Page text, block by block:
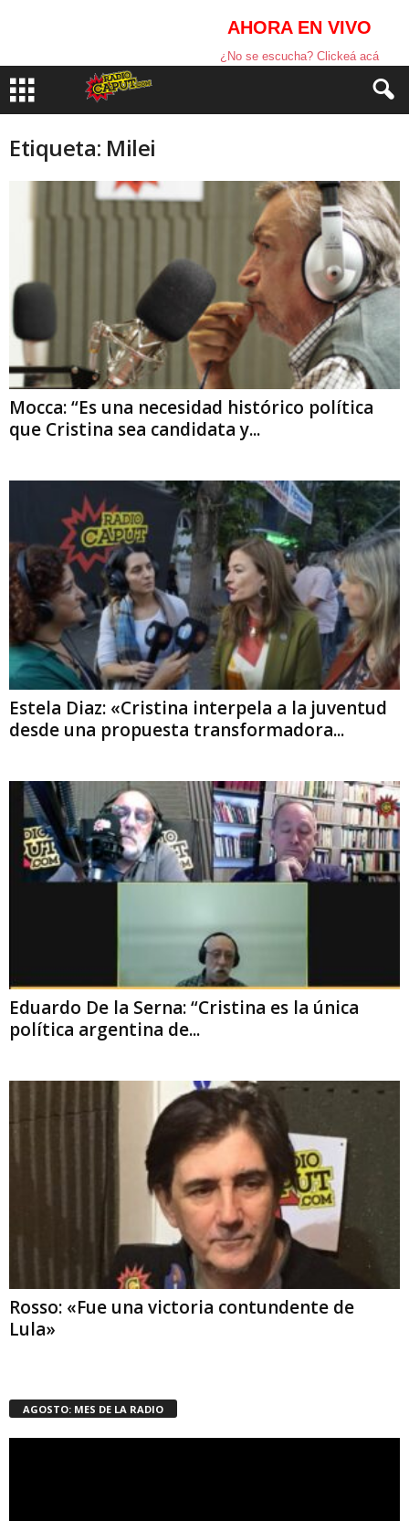
AHORA EN VIVO
¿No se escucha? Clickeá acá
Etiqueta: Milei
Mocca: “Es una necesidad histórico política
que Cristina sea candidata y...
Estela Diaz: «Cristina interpela a la juventud
desde una propuesta transformadora...
Eduardo De la Serna: “Cristina es la única
política argentina de...
Rosso: «Fue una victoria contundente de
Lula»
AGOSTO: MES DE LA RADIO